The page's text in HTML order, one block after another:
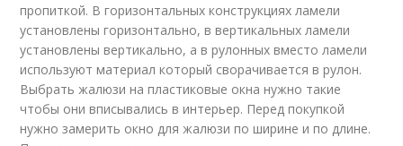
пропиткой. В горизонтальных конструкциях ламели
установлены горизонтально, в вертикальных ламели
установлены вертикально, а в рулонных вместо ламели
используют материал который сворачивается в рулон.
Выбрать жалюзи на пластиковые окна нужно такие
чтобы они вписывались в интерьер. Перед покупкой
нужно замерить окно для жалюзи по ширине и по длине.